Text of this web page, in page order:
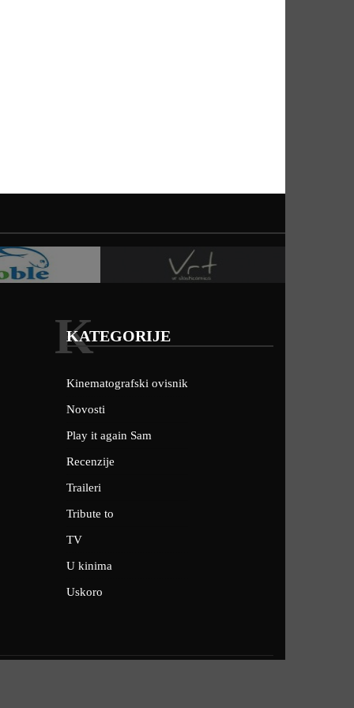
KATEGORIJE
K
Kinematografski ovisnik
Novosti
Play it again Sam
Recenzije
Traileri
Tribute to
TV
U kinima
Uskoro